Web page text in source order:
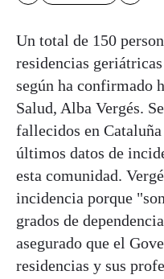
Un total de 150
residencias
según ha confirmado
Salud, Alba Vergés.
fallecidos en
últimos datos de
esta comunidad.
incidencia porque
grados de
asegurado que el
residencias y sus